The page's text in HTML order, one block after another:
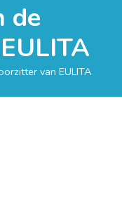
de
van EULITA